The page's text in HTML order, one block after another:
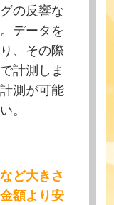
の反響な
データを
、その際
計測しま
測が可能
。
ど大きさ
額より安